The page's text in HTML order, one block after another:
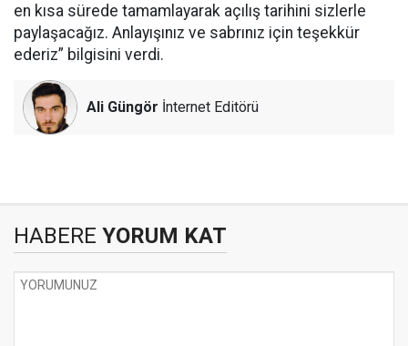
en kısa sürede tamamlayarak açılış tarihini sizlerle
paylaşacağız. Anlayışınız ve sabrınız için teşekkür
ederiz” bilgisini verdi.
Ali Güngör İnternet Editörü
HABERE YORUM KAT